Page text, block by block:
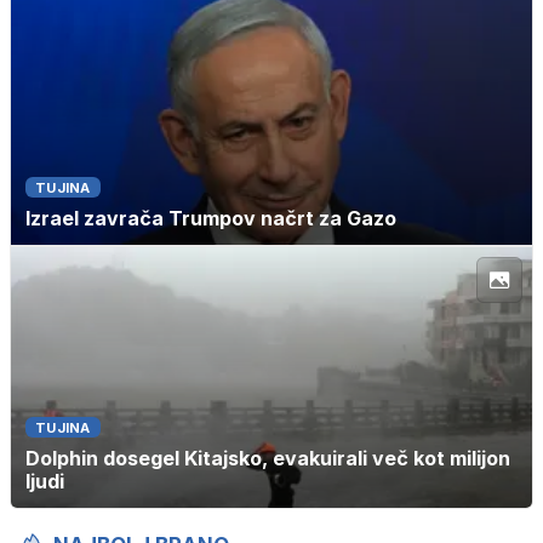
TUJINA
Izrael zavrača Trumpov načrt za Gazo
TUJINA
Dolphin dosegel Kitajsko, evakuirali več kot milijon
ljudi